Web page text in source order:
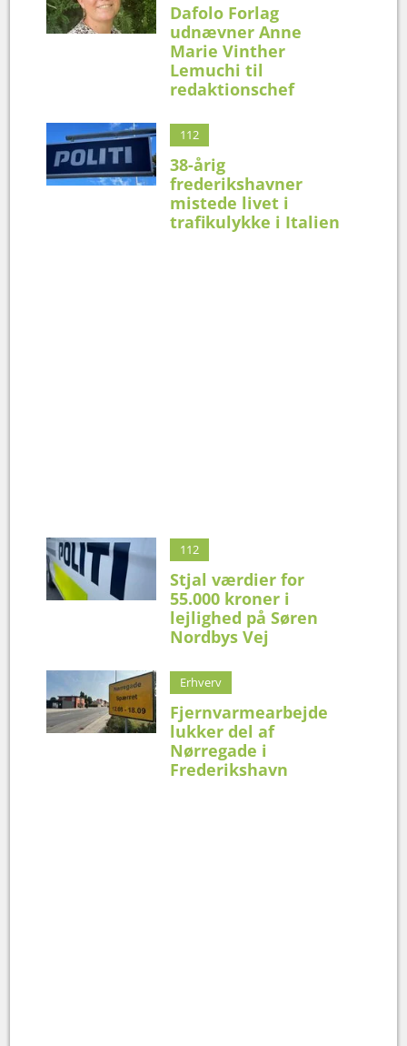
Dafolo Forlag
udnævner Anne
Marie Vinther
Lemuchi til
redaktionschef
112
38-årig
frederikshavner
mistede livet i
trafikulykke i Italien
112
Stjal værdier for
55.000 kroner i
lejlighed på Søren
Nordbys Vej
Erhverv
Fjernvarmearbejde
lukker del af
Nørregade i
Frederikshavn